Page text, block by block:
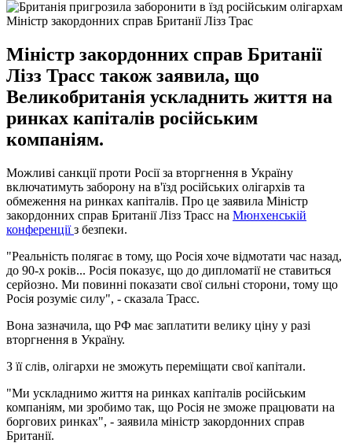
Міністр закордонних справ Британії Лізз Трас
Міністр закордонних справ Британії
Лізз Трасс також заявила, що
Великобританія ускладнить життя на
ринках капіталів російським
компаніям.
Можливі санкції проти Росії за вторгнення в Україну
включатимуть заборону на в'їзд російських олігархів та
обмеження на ринках капіталів. Про це заявила Міністр
закордонних справ Британії Лізз Трасс на Мюнхенській
конференціїз безпеки.
"Реальність полягає в тому, що Росія хоче відмотати час назад,
до 90-х років... Росія показує, що до дипломатії не ставиться
серйозно. Ми повинні показати свої сильні сторони, тому що
Росія розуміє силу", - сказала Трасс.
Вона зазначила, що РФ має заплатити велику ціну у разі
вторгнення в Україну.
З її слів, олігархи не зможуть переміщати свої капітали.
"Ми ускладнимо життя на ринках капіталів російським
компаніям, ми зробимо так, що Росія не зможе працювати на
боргових ринках", - заявила міністр закордонних справ
Британії.